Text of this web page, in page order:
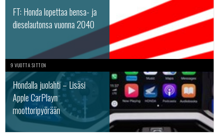
FT: Honda lopettaa bensa- ja
dieselautonsa vuonna 2040
9 VUOTTA SITTEN
Hondalla juolahti – Lisäsi
Apple CarPlayn
moottoripyörään